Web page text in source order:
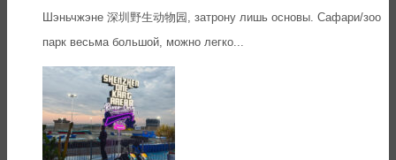
Шэньчжэне 深圳野生动物园, затрону лишь основы. Сафари/зоо
парк весьма большой, можно легко...